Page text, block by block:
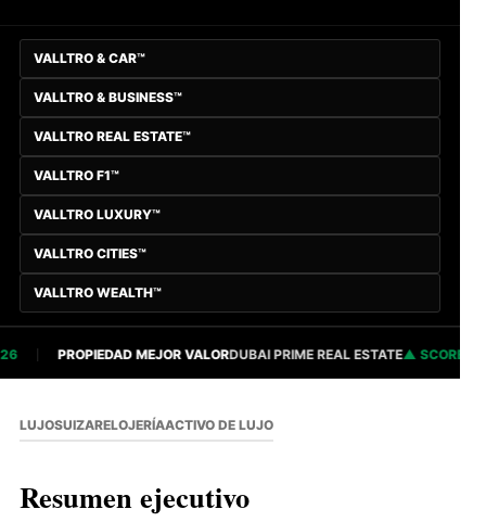
VALLTRO & CAR™
VALLTRO & BUSINESS™
VALLTRO REAL ESTATE™
VALLTRO F1™
VALLTRO LUXURY™
VALLTRO CITIES™
VALLTRO WEALTH™
PROPIEDAD MEJOR VALORDUBAI PRIME REAL ESTATE SCORE
LUJOSUIZARELOJERÍAACTIVO DE LUJO
Resumen ejecutivo